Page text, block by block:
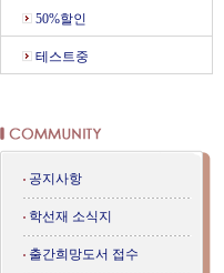
50%할인
테스트중
공지사항
학선재 소식지
출간희망도서 접수